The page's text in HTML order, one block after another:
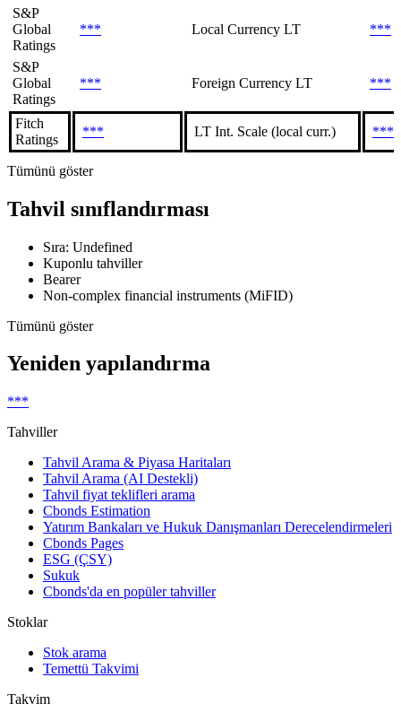
S&P
Global
Ratings
*** Local Currency LT ***
S&P
Global
Ratings
*** Foreign Currency LT ***
Fitch
Ratings
*** LT Int. Scale (local curr.) ***
Tümünü göster
Tahvil sınıflandırması
Sıra: Undefined
Kuponlu tahviller
Bearer
Non-complex financial instruments (MiFID)
Tümünü göster
Yeniden yapılandırma
***
Tahviller
Tahvil Arama & Piyasa Haritaları
Tahvil Arama (AI Destekli)
Tahvil fiyat teklifleri arama
Cbonds Estimation
Yatırım Bankaları ve Hukuk Danışmanları Derecelendirmeleri
Cbonds Pages
ESG (ÇSY)
Sukuk
Cbonds'da en popüler tahviller
Stoklar
Stok arama
Temettü Takvimi
Takvim